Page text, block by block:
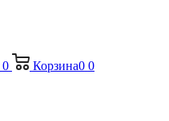
0 Корзина0 0